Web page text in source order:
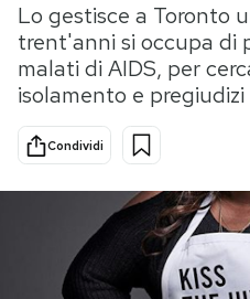
Scienza
Cultura
Economia
Sport
PODCAST
NEWSLETTER
Lo gestisce a Toronto
trent'anni si occupa di
malati di AIDS, per
isolamento e pregiudizi
Condividi